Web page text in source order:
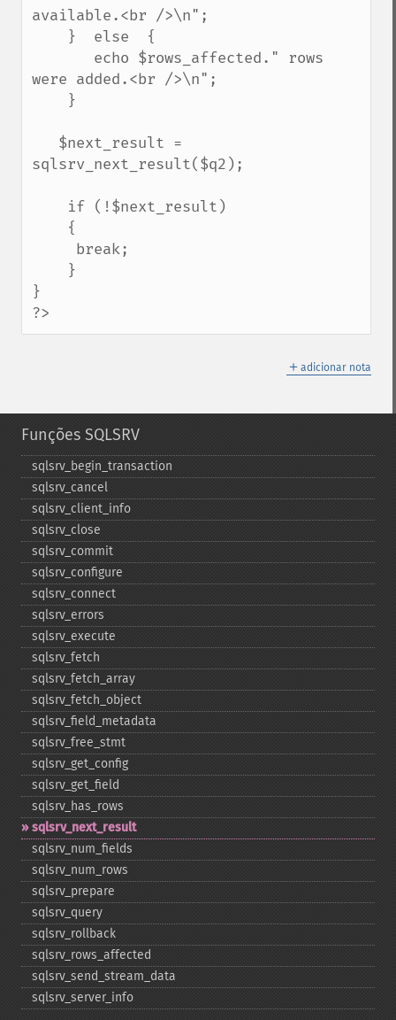
available.<br />\n";
were added.<br />\n";
sqlsrv_next_result($q2);
}
?>
＋ adicionar nota
Funções SQLSRV
sqlsrv_​begin_​transaction
sqlsrv_​cancel
sqlsrv_​client_​info
sqlsrv_​close
sqlsrv_​commit
sqlsrv_​configure
sqlsrv_​connect
sqlsrv_​errors
sqlsrv_​execute
sqlsrv_​fetch
sqlsrv_​fetch_​array
sqlsrv_​fetch_​object
sqlsrv_​field_​metadata
sqlsrv_​free_​stmt
sqlsrv_​get_​config
sqlsrv_​get_​field
sqlsrv_​has_​rows
sqlsrv_​next_​result
sqlsrv_​num_​fields
sqlsrv_​num_​rows
sqlsrv_​prepare
sqlsrv_​query
sqlsrv_​rollback
sqlsrv_​rows_​affected
sqlsrv_​send_​stream_​data
sqlsrv_​server_​info